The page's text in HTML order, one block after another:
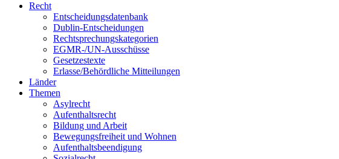
Recht
Entscheidungsdatenbank
Dublin-Entscheidungen
Rechtsprechungskategorien
EGMR-/UN-Ausschüsse
Gesetzestexte
Erlasse/Behördliche Mitteilungen
Länder
Themen
Asylrecht
Aufenthaltsrecht
Bildung und Arbeit
Bewegungsfreiheit und Wohnen
Aufenthaltsbeendigung